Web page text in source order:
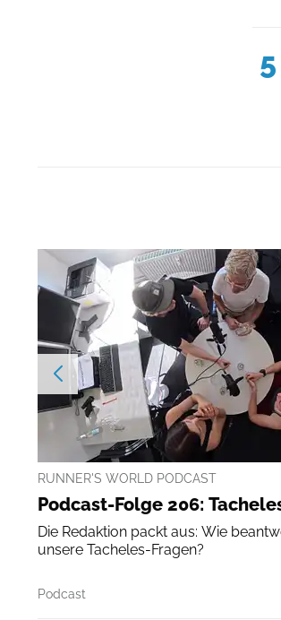
5
RUNNER'S WORLD PODCAST
Podcast-Folge 206:
Die Redaktion packt aus: Wie
unsere Tacheles-Fragen?
Podcast